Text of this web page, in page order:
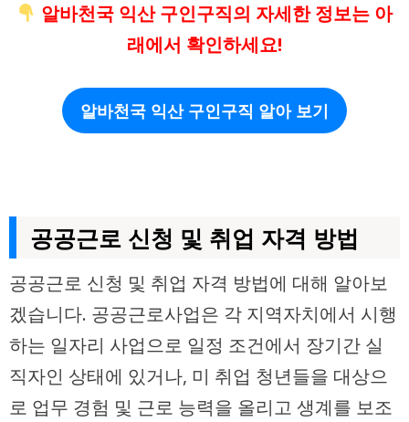
알바천국 익산 구인구직의 자세한 정보는 아
래에서 확인하세요!
알바천국 익산 구인구직 알아 보기
공공근로 신청 및 취업 자격 방법
공공근로 신청 및 취업 자격 방법에 대해 알아보
겠습니다. 공공근로사업은 각 지역자치에서 시행
하는 일자리 사업으로 일정 조건에서 장기간 실
직자인 상태에 있거나, 미 취업 청년들을 대상으
로 업무 경험 및 근로 능력을 올리고 생계를 보조